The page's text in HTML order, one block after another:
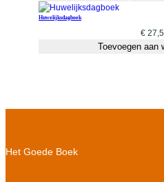
Huwelijksdagboek
€
Toevoegen aan
Het Goede Boek